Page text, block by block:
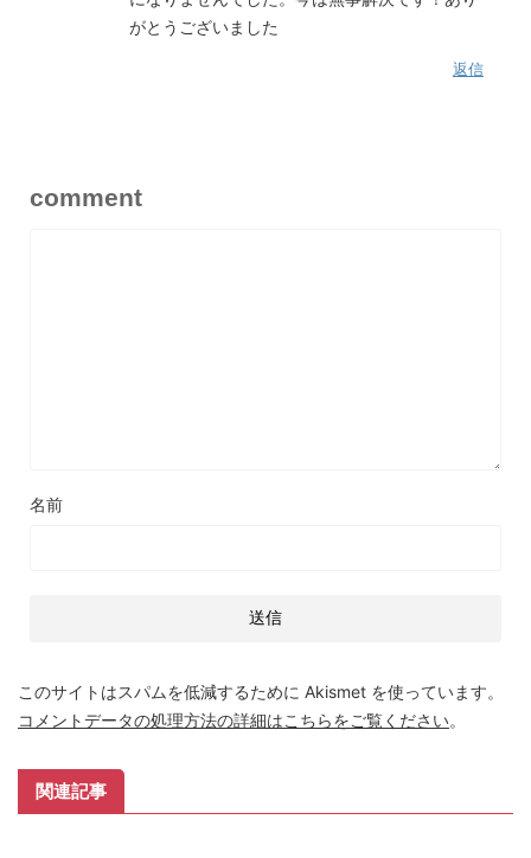
がとうございました
返信
comment
名前
このサイトはスパムを低減するために Akismet を使っています。
コメントデータの処理方法の詳細はこちらをご覧ください。
関連記事